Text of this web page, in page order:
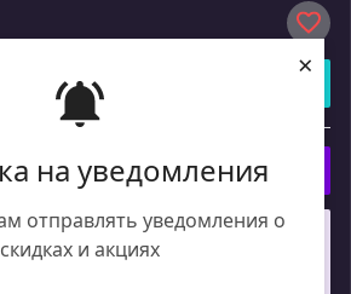
на уведомления
отправлять уведомления о
скидках и акциях
×
Купити
або
Купити з
з Пром?